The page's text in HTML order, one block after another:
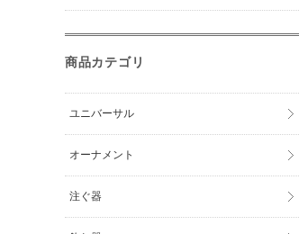
商品カテゴリ
ユニバーサル
オーナメント
注ぐ器